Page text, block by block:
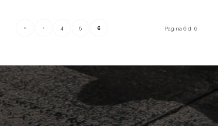
Pagina 6 di 6
« ‹ 4 5 6